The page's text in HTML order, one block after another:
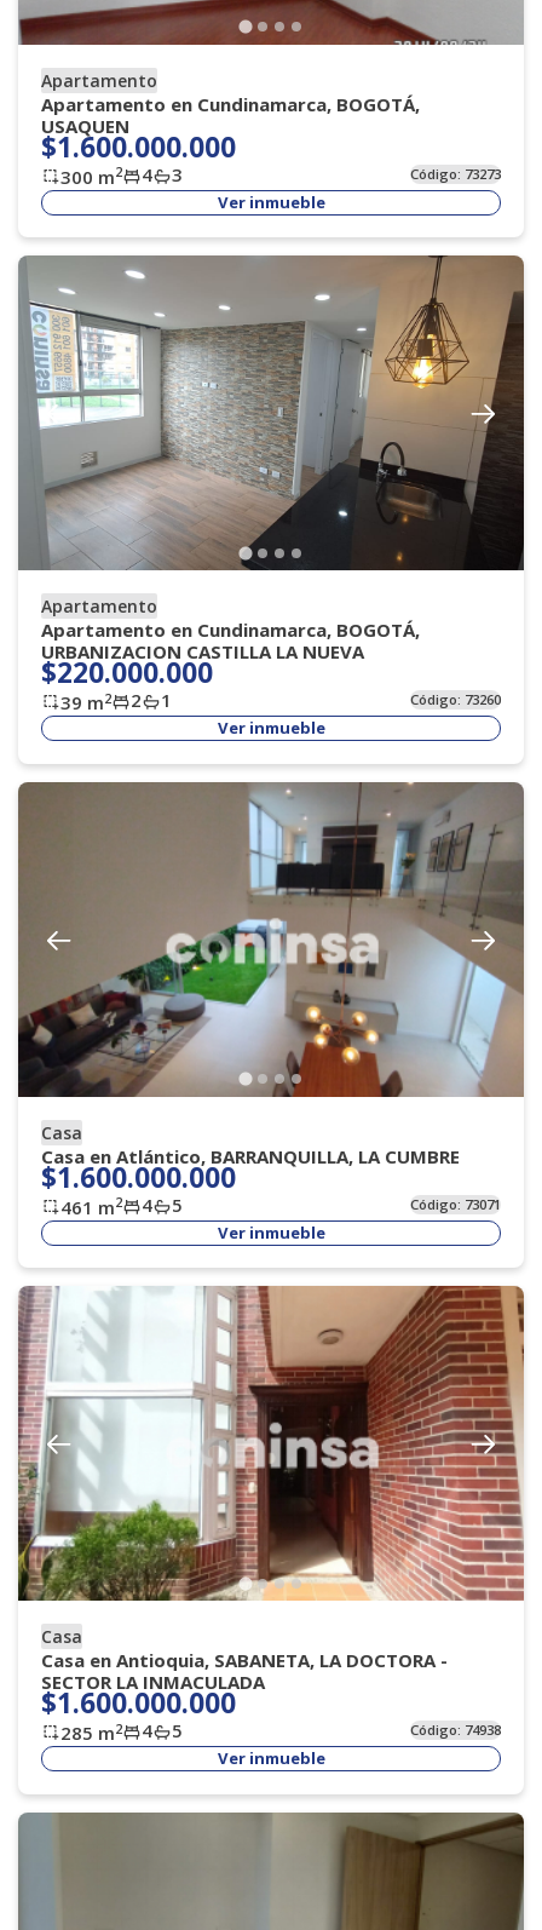
Apartamento
Apartamento en Cundinamarca, BOGOTÁ,
USAQUEN
$1.600.000.000
300 m2 4 3 Código: 73273
Ver inmueble
Apartamento
Apartamento en Cundinamarca, BOGOTÁ,
URBANIZACION CASTILLA LA NUEVA
$220.000.000
39 m2 2 1 Código: 73260
Ver inmueble
Casa
Casa en Atlántico, BARRANQUILLA, LA CUMBRE
$1.600.000.000
461 m2 4 5 Código: 73071
Ver inmueble
Casa
Casa en Antioquia, SABANETA, LA DOCTORA -
SECTOR LA INMACULADA
$1.600.000.000
285 m2 4 5 Código: 74938
Ver inmueble